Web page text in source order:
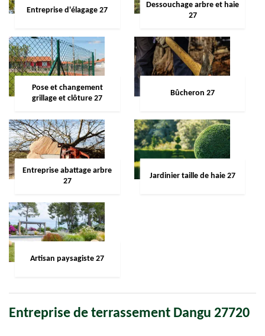
Entreprise d'élagage 27
Dessouchage arbre et haie
27
Pose et changement
grillage et clôture 27
Bûcheron 27
Entreprise abattage arbre
27
Jardinier taille de haie 27
Artisan paysagiste 27
Entreprise de terrassement Dangu 27720